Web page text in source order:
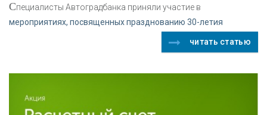
Специалисты Автоградбанка приняли участие в
мероприятиях, посвященных празднованию 30-летия
читать статью